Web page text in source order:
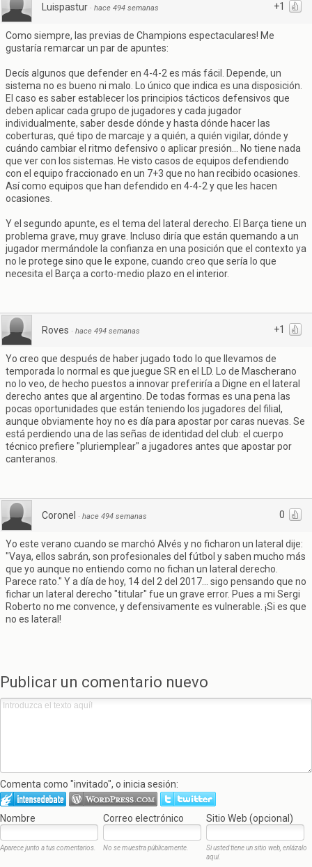
+1
Luispastur · hace 494 semanas
Como siempre, las previas de Champions espectaculares! Me
gustaría remarcar un par de apuntes:
Decís algunos que defender en 4-4-2 es más fácil. Depende, un
sistema no es bueno ni malo. Lo único que indica es una disposición.
El caso es saber establecer los principios tácticos defensivos que
deben aplicar cada grupo de jugadores y cada jugador
individualmente, saber desde dónde y hasta dónde hacer las
coberturas, qué tipo de marcaje y a quién, a quién vigilar, dónde y
cuándo cambiar el ritmo defensivo o aplicar presión... No tiene nada
que ver con los sistemas. He visto casos de equipos defendiendo
con el equipo fraccionado en un 7+3 que no han recibido ocasiones.
Así como equipos que han defendido en 4-4-2 y que les hacen
ocasiones.
Y el segundo apunte, es el tema del lateral derecho. El Barça tiene un
problema grave, muy grave. Incluso diría que están quemando a un
jugador mermándole la confianza en una posición que el contexto ya
no le protege sino que le expone, cuando creo que sería lo que
necesita el Barça a corto-medio plazo en el interior.
+1
Roves · hace 494 semanas
Yo creo que después de haber jugado todo lo que llevamos de
temporada lo normal es que juegue SR en el LD. Lo de Mascherano
no lo veo, de hecho puestos a innovar preferiría a Digne en el lateral
derecho antes que al argentino. De todas formas es una pena las
pocas oportunidades que están teniendo los jugadores del filial,
aunque obviamente hoy no es día para apostar por caras nuevas. Se
está perdiendo una de las señas de identidad del club: el cuerpo
técnico prefiere "pluriemplear" a jugadores antes que apostar por
canteranos.
0
Coronel · hace 494 semanas
Yo este verano cuando se marchó Alvés y no ficharon un lateral dije:
"Vaya, ellos sabrán, son profesionales del fútbol y saben mucho más
que yo aunque no entiendo como no fichan un lateral derecho.
Parece rato." Y a día de hoy, 14 del 2 del 2017... sigo pensando que no
fichar un lateral derecho "titular" fue un grave error. Pues a mi Sergi
Roberto no me convence, y defensivamente es vulnerable. ¡Si es que
no es lateral!
Publicar un comentario nuevo
Comenta como "invitado", o inicia sesión:
Nombre Correo electrónico Sitio Web (opcional)
Aparece junto a tus comentarios. No se muestra públicamente.
Si usted tiene un sitio web, enlázalo
aquí.